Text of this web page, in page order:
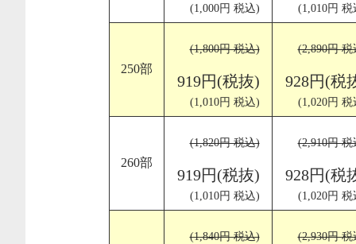
(1,000円 税込) (1,010円 税
250部
(1,800円 税込)
919円(税抜)
(1,010円 税込)
(2,890円 税
928円(税
(1,020円 税
260部
(1,820円 税込)
919円(税抜)
(1,010円 税込)
(2,910円 税
928円(税
(1,020円 税
(1,840円 税込) (2,930円 税